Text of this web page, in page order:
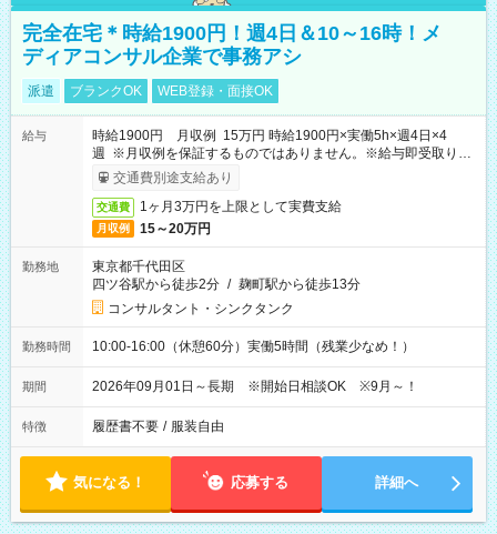
完全在宅＊時給1900円！週4日＆10～16時！メ
ディアコンサル企業で事務アシ
派遣 ブランクOK WEB登録・面接OK
給与
時給1900円 月収例 15万円 時給1900円×実働5h×週4日×4
週 ※月収例を保証するものではありません。※給与即受取りサ
ービス利用可（利用条件有）
交通費別途支給あり
交通費 1ヶ月3万円を上限として実費支給
月収例 15～20万円
勤務地
東京都千代田区
四ツ谷駅から徒歩2分 / 麹町駅から徒歩13分
コンサルタント・シンクタンク
勤務時間 10:00-16:00（休憩60分）実働5時間（残業少なめ！）
期間 2026年09月01日～長期 ※開始日相談OK ※9月～！
特徴 履歴書不要 / 服装自由
気になる！ 応募する 詳細へ